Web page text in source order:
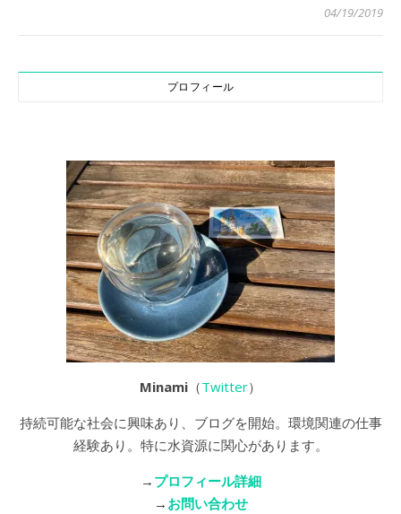
04/19/2019
プロフィール
Minami （Twitter）
持続可能な社会に興味あり、ブログを開始。環境関連の仕事
経験あり。特に水資源に関心があります。
→ プロフィール詳細
→ お問い合わせ